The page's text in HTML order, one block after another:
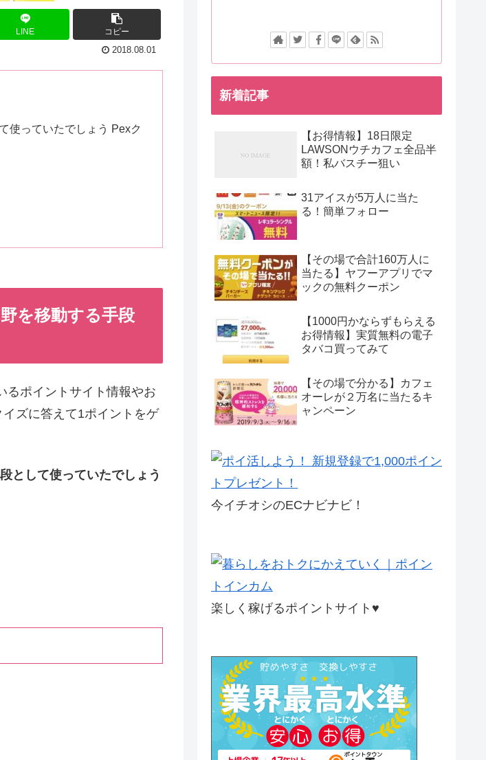
LINE
コピー
2018.08.01
使っていたでしょう Pexク
を移動する手段
るポイントサイト情報やお
ズに答えて1ポイントをゲ
として使っていたでしょう
新着記事
【お得情報】18日限定
LAWSONウチカフェ全品半
額！私バスチー狙い
31アイスが5万人に当た
る！簡単フォロー
【その場で合計160万人に
当たる】ヤフーアプリでマ
ックの無料クーポン
【1000円かならずもらえる
お得情報】実質無料の電子
タバコ買ってみて
【その場で分かる】カフェ
オーレが２万名に当たるキ
ャンペーン
今イチオシのECナビナビ！
楽しく稼げるポイントサイト♥